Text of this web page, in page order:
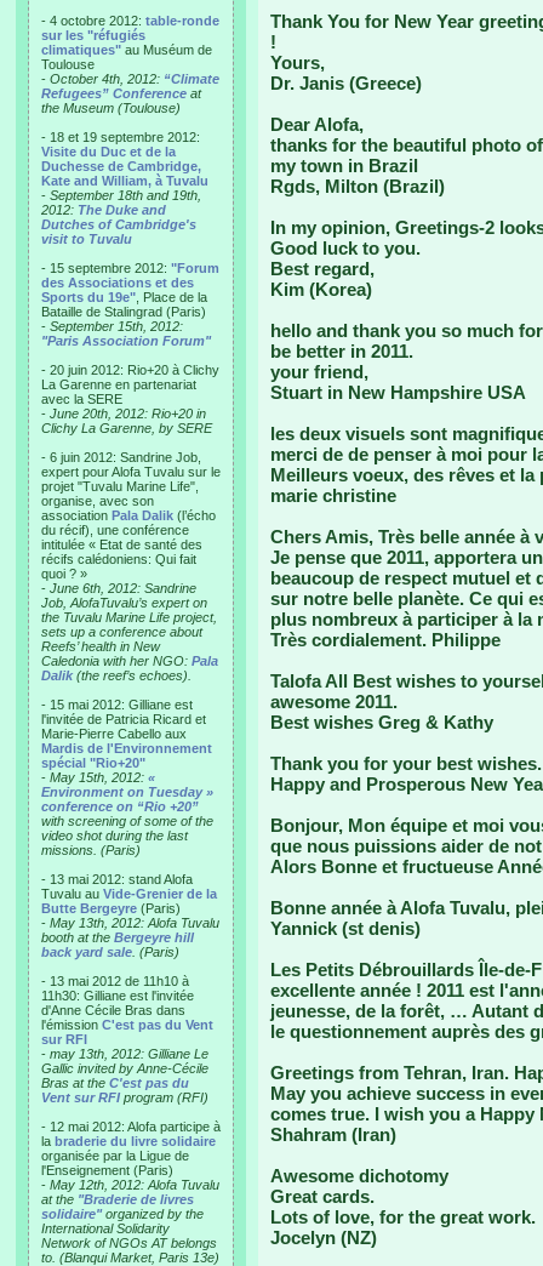
- 4 octobre 2012: table-ronde
sur les "réfugiés
climatiques" au Muséum de
Toulouse
- October 4th, 2012: “Climate
Refugees” Conference at
the Museum (Toulouse)
- 18 et 19 septembre 2012:
Visite du Duc et de la
Duchesse de Cambridge,
Kate and William, à Tuvalu
- September 18th and 19th,
2012: The Duke and
Dutches of Cambridge's
visit to Tuvalu
- 15 septembre 2012: "Forum
des Associations et des
Sports du 19e" , Place de la
Bataille de Stalingrad (Paris)
- September 15th, 2012:
"Paris Association Forum"
- 20 juin 2012: Rio+20 à Clichy
La Garenne en partenariat
avec la SERE
- June 20th, 2012: Rio+20 in
Clichy La Garenne, by SERE
- 6 juin 2012: Sandrine Job,
expert pour Alofa Tuvalu sur le
projet "Tuvalu Marine Life",
organise, avec son
association Pala Dalik (l’écho
du récif), une conférence
intitulée « Etat de santé des
récifs calédoniens: Qui fait
quoi ? »
- June 6th, 2012: Sandrine
Job, AlofaTuvalu’s expert on
the Tuvalu Marine Life project,
sets up a conference about
Reefs’ health in New
Caledonia with her NGO: Pala
Dalik (the reef’s echoes).
- 15 mai 2012: Gilliane est
l'invitée de Patricia Ricard et
Marie-Pierre Cabello aux
Mardis de l'Environnement
spécial "Rio+20"
- May 15th, 2012: «
Environment on Tuesday »
conference on “Rio +20”
with screening of some of the
video shot during the last
missions. (Paris)
- 13 mai 2012: stand Alofa
Tuvalu au Vide-Grenier de la
Butte Bergeyre (Paris)
- May 13th, 2012: Alofa Tuvalu
booth at the Bergeyre hill
back yard sale . (Paris)
- 13 mai 2012 de 11h10 à
11h30: Gilliane est l'invitée
d'Anne Cécile Bras dans
l'émission C'est pas du Vent
sur RFI
- may 13th, 2012: Gilliane Le
Gallic invited by Anne-Cécile
Bras at the C'est pas du
Vent sur RFI program (RFI)
- 12 mai 2012: Alofa participe à
la braderie du livre solidaire
organisée par la Ligue de
l'Enseignement (Paris)
- May 12th, 2012: Alofa Tuvalu
at the "Braderie de livres
solidaire"organized by the
International Solidarity
Network of NGOs AT belongs
to. (Blanqui Market, Paris 13e)
Thank You for New Year
!
Yours,
Dr. Janis (Greece)
Dear Alofa,
thanks for the beautiful photo
my town in Brazil
Rgds, Milton (Brazil)
In my opinion, Greetings-2
Good luck to you.
Best regard,
Kim (Korea)
hello and thank you so much
be better in 2011.
your friend,
Stuart in New Hampshire USA
les deux visuels sont
merci de de penser à moi pour
Meilleurs voeux, des rêves et la
marie christine
Chers Amis, Très belle année à
Je pense que 2011, apportera
beaucoup de respect mutuel et
sur notre belle planète. Ce qui
plus nombreux à participer à la
Très cordialement. Philippe
Talofa All Best wishes to
awesome 2011.
Best wishes Greg & Kathy
Thank you for your best
Happy and Prosperous New
Bonjour, Mon équipe et moi
que nous puissions aider de
Alors Bonne et fructueuse
Bonne année à Alofa Tuvalu,
Yannick (st denis)
Les Petits Débrouillards Île-de-
excellente année ! 2011 est
jeunesse, de la forêt, … Autant
le questionnement auprès des
Greetings from Tehran, Iran.
May you achieve success in
comes true. I wish you a Happy
Shahram (Iran)
Awesome dichotomy
Great cards.
Lots of love, for the great work.
Jocelyn (NZ)